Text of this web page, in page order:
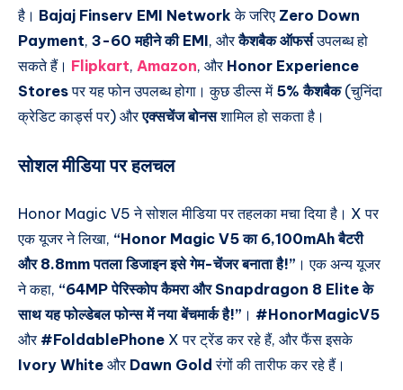
है। Bajaj Finserv EMI Network के जरिए Zero Down
Payment, 3-60 महीने की EMI, औरकैशबैक ऑफर्सउपलब्ध हो
सकते हैं। Flipkart, Amazon, और Honor Experience
Storesपर यह फोन उपलब्ध होगा। कुछ डील्स में 5% कैशबैक(चुनिंदा
क्रेडिट कार्ड्स पर) औरएक्सचेंज बोनसशामिल हो सकता है।
सोशल मीडिया परहलचल
Honor Magic V5 ने सोशल मीडिया पर तहलका मचा दिया है। X पर
एक यूजर ने लिखा, “Honor Magic V5 का 6,100mAh बैटरी
और 8.8mm पतला डिजाइन इसे गेम-चेंजर बनाता है!” । एक अन्य यूजर
ने कहा, “64MP पेरिस्कोप कैमरा और Snapdragon 8 Elite के
साथ यह फोल्डेबल फोन्स में नया बेंचमार्क है!” । #HonorMagicV5
और#FoldablePhone X पर ट्रेंड कर रहे हैं, और फैंस इसके
Ivory White और Dawn Gold रंगों की तारीफ कर रहे हैं।